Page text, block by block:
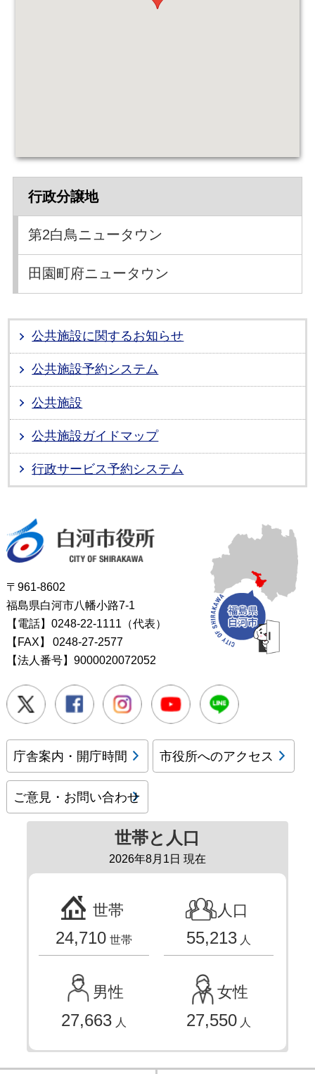
行政分譲地
第2白鳥ニュータウン
田園町府ニュータウン
公共施設に関するお知らせ
公共施設予約システム
公共施設
公共施設ガイドマップ
行政サービス予約システム
〒961-8602
福島県白河市八幡小路7-1
【電話】0248-22-1111（代表）
【FAX】
0248-27-2577
【法人番号】9000020072052
Twitter FacebookInstagramYoutube
庁舎案内・開庁時間 市役所へのアクセス
ご意見・お問い合わせ
世帯と人口
2026年8月1日 現在
世帯
24,710 世帯
人口
55,213 人
男性
27,663 人
女性
27,550 人